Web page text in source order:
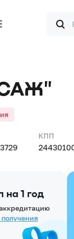
Форма
поиска
КПП
на 1 год